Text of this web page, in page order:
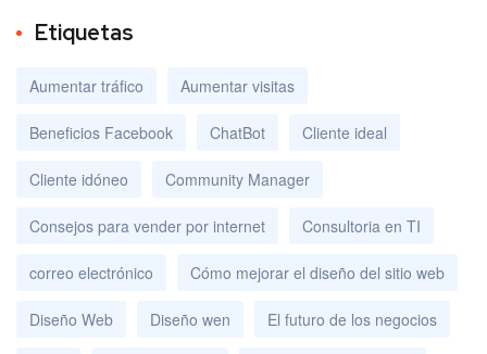
Etiquetas
Aumentar tráfico Aumentar visitas
Beneficios Facebook ChatBot Cliente ideal
Cliente idóneo Community Manager
Consejos para vender por internet Consultoria en TI
correo electrónico Cómo mejorar el diseño del sitio web
Diseño Web Diseño wen El futuro de los negocios